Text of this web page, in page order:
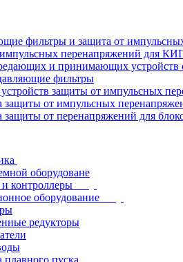
фильтры и защита от
перенапряжений для
и принимающих устройств
фильтры
устройств защиты от импульсных
защиты от импульсных
защиты от перенапряжений для
оборудоване
контроллеры
оборудование
редукторы
плавного пуска